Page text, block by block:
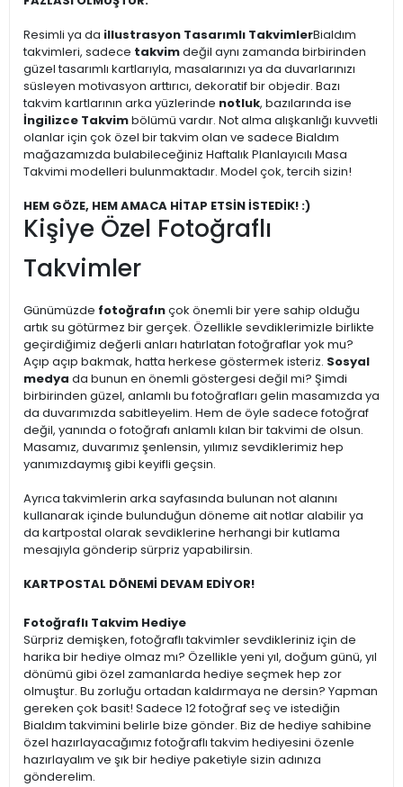
Resimli ya da illustrasyon Tasarımlı TakvimlerBialdım
takvimleri, sadece takvimdeğil aynı zamanda birbirinden
güzel tasarımlı kartlarıyla, masalarınızı ya da duvarlarınızı
süsleyen motivasyon arttırıcı, dekoratif bir objedir. Bazı
takvim kartlarının arka yüzlerinde notluk, bazılarında ise
İngilizce Takvimbölümü vardır. Not alma alışkanlığı kuvvetli
olanlar için çok özel bir takvim olan ve sadece Bialdım
mağazamızda bulabileceğiniz Haftalık Planlayıcılı Masa
Takvimi modelleri bulunmaktadır. Model çok, tercih sizin!
HEM GÖZE, HEM AMACA HİTAP ETSİN İSTEDİK! :)
Kişiye Özel Fotoğraflı
Takvimler
Günümüzde fotoğrafınçok önemli bir yere sahip olduğu
artık su götürmez bir gerçek. Özellikle sevdiklerimizle birlikte
geçirdiğimiz değerli anları hatırlatan fotoğraflar yok mu?
Açıp açıp bakmak, hatta herkese göstermek isteriz. Sosyal
medya da bunun en önemli göstergesi değil mi? Şimdi
birbirinden güzel, anlamlı bu fotoğrafları gelin masamızda ya
da duvarımızda sabitleyelim. Hem de öyle sadece fotoğraf
değil, yanında o fotoğrafı anlamlı kılan bir takvimi de olsun.
Masamız, duvarımız şenlensin, yılımız sevdiklerimiz hep
yanımızdaymış gibi keyifli geçsin.
Ayrıca takvimlerin arka sayfasında bulunan not alanını
kullanarak içinde bulunduğun döneme ait notlar alabilir ya
da kartpostal olarak sevdiklerine herhangi bir kutlama
mesajıyla gönderip sürpriz yapabilirsin.
KARTPOSTAL DÖNEMİ DEVAM EDİYOR!
Fotoğraflı Takvim Hediye
Sürpriz demişken, fotoğraflı takvimler sevdikleriniz için de
harika bir hediye olmaz mı? Özellikle yeni yıl, doğum günü, yıl
dönümü gibi özel zamanlarda hediye seçmek hep zor
olmuştur. Bu zorluğu ortadan kaldırmaya ne dersin? Yapman
gereken çok basit! Sadece 12 fotoğraf seç ve istediğin
Bialdım takvimini belirle bize gönder. Biz de hediye sahibine
özel hazırlayacağımız fotoğraflı takvim hediyesini özenle
hazırlayalım ve şık bir hediye paketiyle sizin adınıza
gönderelim.